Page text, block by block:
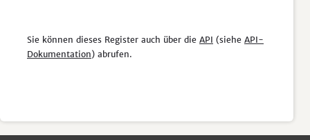
Sie können dieses Register auch über die API (siehe API-
Dokumentation) abrufen.